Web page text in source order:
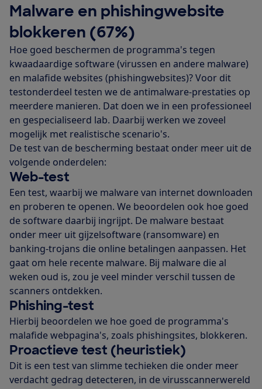
Malware en phishingwebsite
blokkeren (67%)
Hoe goed beschermen de programma's tegen
kwaadaardige software (virussen en andere malware)
en malafide websites (phishingwebsites)? Voor dit
testonderdeel testen we de antimalware-prestaties op
meerdere manieren. Dat doen we in een professioneel
en gespecialiseerd lab. Daarbij werken we zoveel
mogelijk met realistische scenario's.
De test van de bescherming bestaat onder meer uit de
volgende onderdelen:
Web-test
Een test, waarbij we malware van internet downloaden
en proberen te openen. We beoordelen ook hoe goed
de software daarbij ingrijpt. De malware bestaat
onder meer uit gijzelsoftware (ransomware) en
banking-trojans die online betalingen aanpassen. Het
gaat om hele recente malware. Bij malware die al
weken oud is, zou je veel minder verschil tussen de
scanners ontdekken.
Phishing-test
Hierbij beoordelen we hoe goed de programma's
malafide webpagina's, zoals phishingsites, blokkeren.
Proactieve test (heuristiek)
Dit is een test van slimme techieken die onder meer
verdacht gedrag detecteren, in de virusscannerwereld